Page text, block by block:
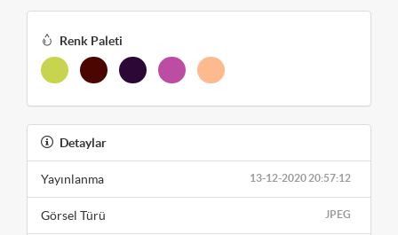
Renk Paleti
Detaylar
13-12-2020 20:57:12
Yayınlanma
JPEG
Görsel Türü